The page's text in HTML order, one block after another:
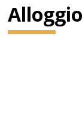
Di fronte alla
compositore
classicoFranz
Alloggio